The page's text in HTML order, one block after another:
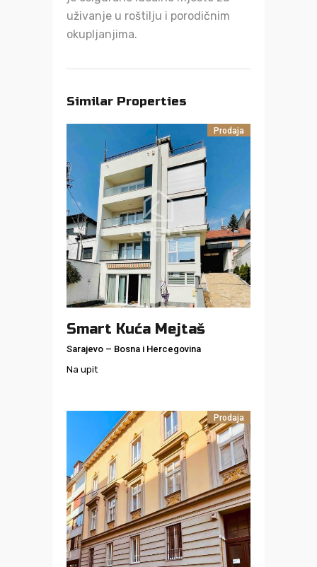
uživanje u roštilju i porodičnim
okupljanjima.
Similar Properties
Prodaja
Smart Kuća Mejtaš
Sarajevo – Bosna i Hercegovina
Na upit
Prodaja